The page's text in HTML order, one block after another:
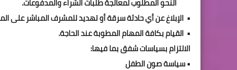
• الإبلاغ عن أي حادثة سرقة أو تهديد للمشرف المباشر على
• القيام بكافة المهام المطوبة عند الحاجة.
الالتزام بسياسات شفق بما فيها:
• سياسة صون الطفل